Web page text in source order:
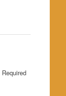
Required